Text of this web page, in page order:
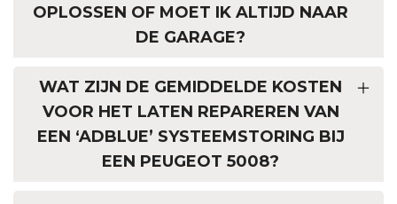
OPLOSSEN OF MOET IK ALTIJD NAAR
DE GARAGE?
WAT ZIJN DE GEMIDDELDE KOSTEN
VOOR HET LATEN REPAREREN VAN
EEN ‘ADBLUE’ SYSTEEMSTORING BIJ
EEN PEUGEOT 5008?